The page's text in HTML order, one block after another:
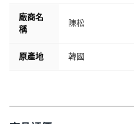
廠商名
稱
陳松
原產地 韓國